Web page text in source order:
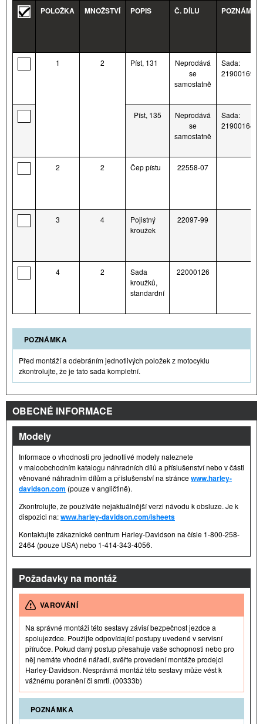
POLOŽKA MNOŽSTVÍ POPIS Č. DÍLU POZNÁMKY
1 2 Píst, 131
Neprodává
se
samostatně
Sada:
21900169
Píst, 135
Neprodává
se
samostatně
Sada:
21900164A
2 2 Čep pístu 22558-07
3 4
Pojistný
kroužek
22097-99
4 2
Sada
kroužků,
standardní
22000126
POZNÁMKA
Před montáží a odebráním jednotlivých položek z motocyklu
zkontrolujte, že je tato sada kompletní.
OBECNÉ INFORMACE
Modely
Informace o vhodnosti pro jednotlivé modely naleznete
v maloobchodním katalogu náhradních dílů a příslušenství nebo v části
věnované náhradním dílům a příslušenství na stráncewww.harley-
davidson.com (pouze v angličtině).
Zkontrolujte, že používáte nejaktuálnější verzi návodu k obsluze. Je k
dispozici na:www.harley-davidson.com/isheets
Kontaktujte zákaznické centrum Harley-Davidson na čísle 1-800-258-
2464 (pouze USA) nebo 1-414-343-4056.
Požadavky na montáž
VAROVÁNÍ
Na správné montáži této sestavy závisí bezpečnost jezdce a
spolujezdce. Použijte odpovídající postupy uvedené v servisní
příručce. Pokud daný postup přesahuje vaše schopnosti nebo pro
něj nemáte vhodné nářadí, svěřte provedení montáže prodejci
Harley-Davidson. Nesprávná montáž této sestavy může vést k
vážnému poranění či smrti. (00333b)
POZNÁMKA